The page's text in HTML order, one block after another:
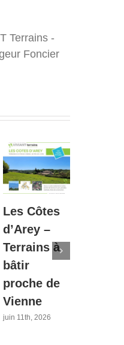
Terrains -
Foncier
Les Côtes
d’Arey –
Terrains à
bâtir
proche de
Vienne
juin 11th, 2026